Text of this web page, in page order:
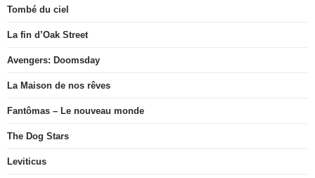
Tombé du ciel
La fin d’Oak Street
Avengers: Doomsday
La Maison de nos rêves
Fantômas – Le nouveau monde
The Dog Stars
Leviticus